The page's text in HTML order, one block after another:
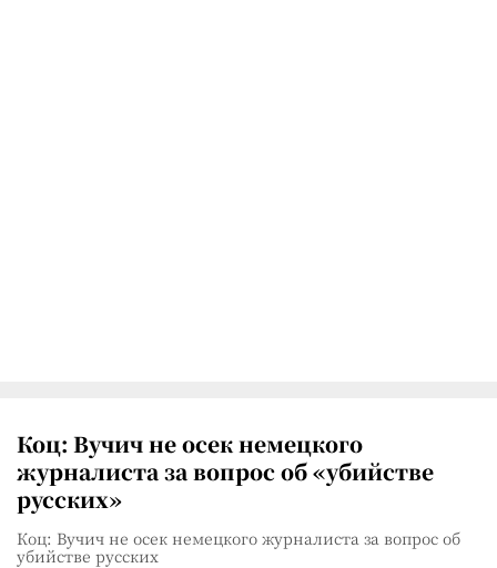
Коц: Вучич не осек немецкого
журналиста за вопрос об «убийстве
русских»
Коц: Вучич не осек немецкого журналиста за вопрос об
убийстве русских